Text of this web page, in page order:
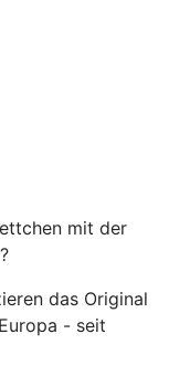
mit der
das Original
- seit